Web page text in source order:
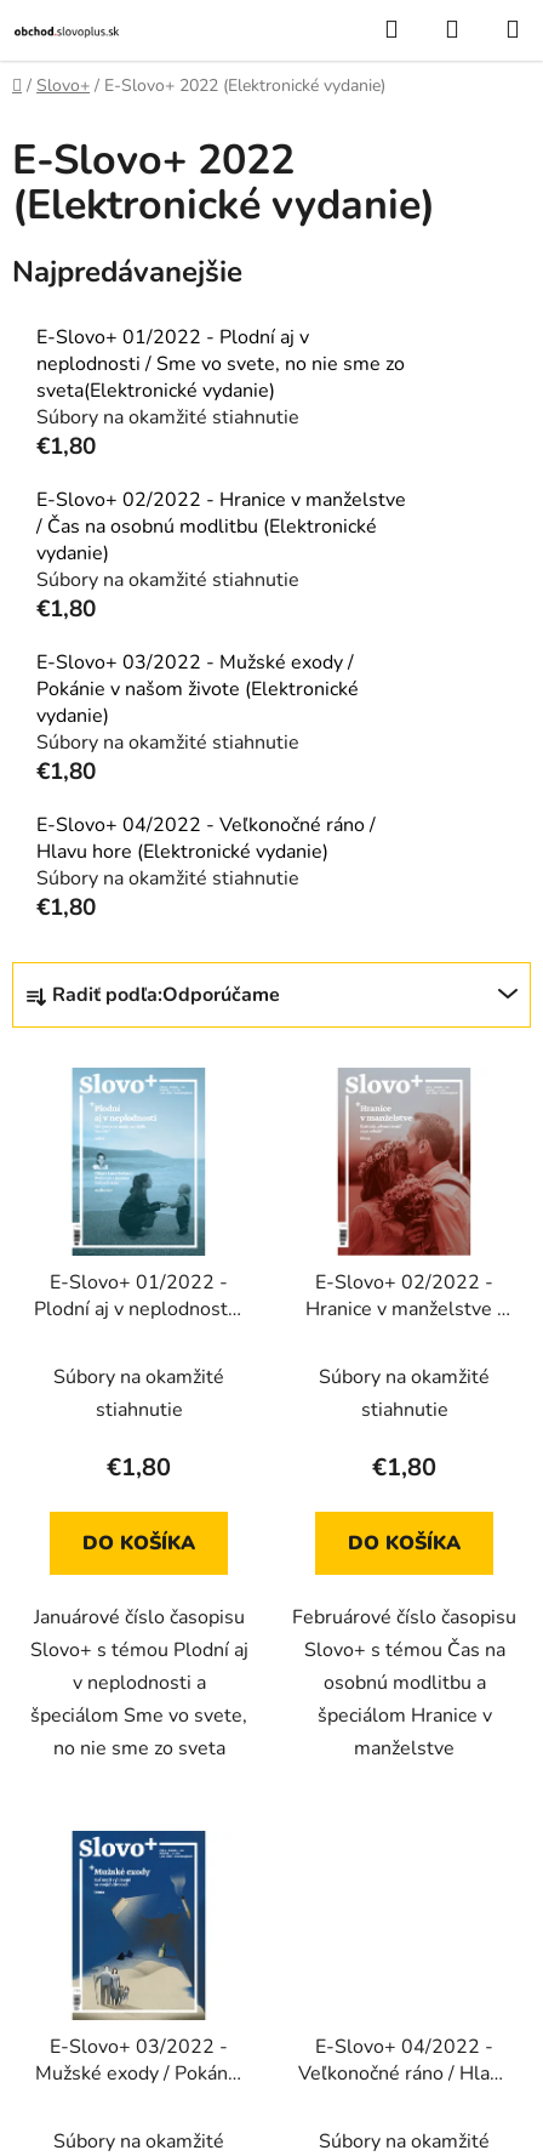
na
obsah
Hľadať
KOŠÍK
Domov
/ Slovo+ / E-Slovo+ 2022 (Elektronické vydanie)
E-Slovo+ 2022
(Elektronické vydanie)
Najpredávanejšie
E-Slovo+ 01/2022 - Plodní aj v
neplodnosti / Sme vo svete, no nie sme zo
sveta(Elektronické vydanie)
Súbory na okamžité stiahnutie
€1,80
E-Slovo+ 02/2022 - Hranice v manželstve
/ Čas na osobnú modlitbu (Elektronické
vydanie)
Súbory na okamžité stiahnutie
€1,80
E-Slovo+ 03/2022 - Mužské exody /
Pokánie v našom živote (Elektronické
vydanie)
Súbory na okamžité stiahnutie
€1,80
E-Slovo+ 04/2022 - Veľkonočné ráno /
Hlavu hore (Elektronické vydanie)
Súbory na okamžité stiahnutie
€1,80
R
d
Radiť podľa:Odporúčame
E-Slovo+ 01/2022 -
Plodní aj v neplodnosti /
sme zo
sveta(Elektronické
vydanie)
Súbory na okamžité
stiahnutie
€1,80
DO KOŠÍKA
Januárové číslo časopisu
Slovo+ s témou Plodní aj
v neplodnosti a
špeciálom Sme vo svete,
no nie sme zo sveta
E-Slovo+ 02/2022 -
Hranice v manželstve /
(Elektronické vydanie)
Súbory na okamžité
stiahnutie
€1,80
DO KOŠÍKA
Februárové číslo časopisu
Slovo+ s témou Čas na
osobnú modlitbu a
špeciálom Hranice v
manželstve
E-Slovo+ 03/2022 -
Mužské exody / Pokánie
(Elektronické vydanie)
Súbory na okamžité
E-Slovo+ 04/2022 -
Veľkonočné ráno / Hlavu
vydanie)
Súbory na okamžité